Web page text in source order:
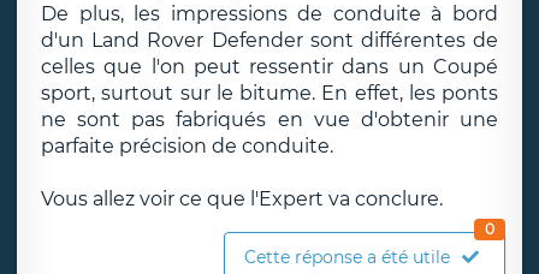
De plus, les impressions de conduite à bord
d'un Land Rover Defender sont différentes de
celles que l'on peut ressentir dans un Coupé
sport, surtout sur le bitume. En effet, les ponts
ne sont pas fabriqués en vue d'obtenir une
parfaite précision de conduite.
Vous allez voir ce que l'Expert va conclure.
Cette réponse a été utile
0